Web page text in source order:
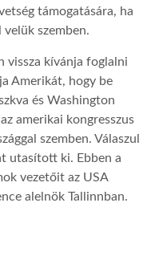
támogatására, ha
szemben.
vissza kívánja foglalni
Amerikát, hogy be
és Washington
amerikai kongresszus
szemben. Válaszul
utasított ki. Ebben a
vezetőit az USA
alelnök Tallinnban.